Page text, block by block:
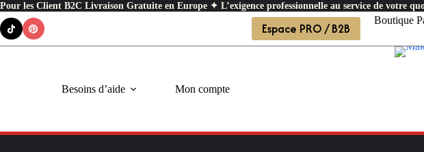
Pour les Client B2C Livraison Gratuite en Europe ✦ L’exigence professionnelle au service de votre
Passer
au
contenu
Espace PRO / B2B Boutique
Besoins d’aide Mon compte